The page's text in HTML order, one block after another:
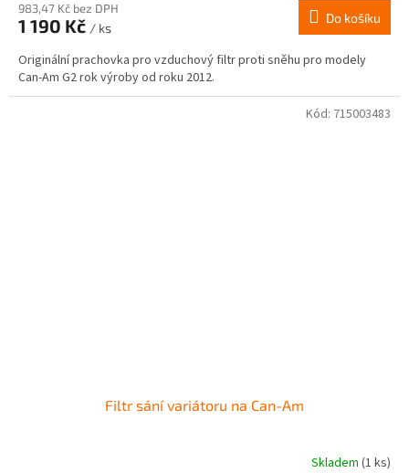
983,47 Kč bez DPH
1 190 Kč / ks
Do košíku
Originální prachovka pro vzduchový filtr proti sněhu pro modely
Can-Am G2 rok výroby od roku 2012.
Filtr sání variátoru na Can-Am
Skladem (1 ks)
Kód: 715003483